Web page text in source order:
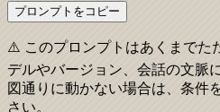
プロンプトをコピー
⚠️ このプロンプトはあくまでた
デルやバージョン、会話の文脈
図通りに動かない場合は、条件
さい。